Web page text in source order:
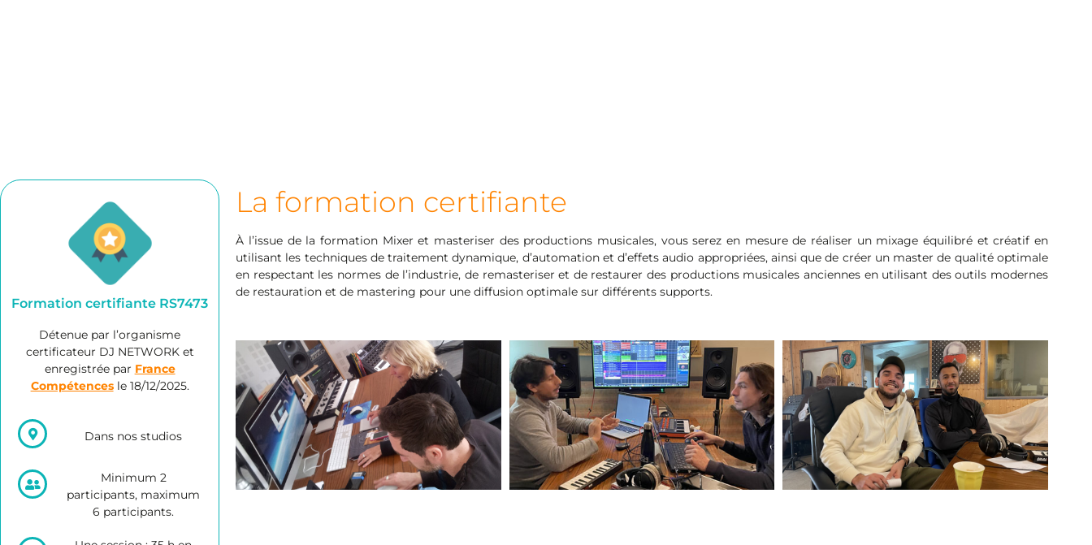
Formation certifiante RS7473
Détenue par l’organisme
certificateur DJ NETWORK et
enregistrée par France
Compétencesle 18/12/2025.
Dans nos studios
Minimum 2
participants, maximum
6 participants.
La formation certifiante
À l’issue de la formation Mixer et masteriser des productions musicales, vous serez en mesure de réaliser un mixage équilibré et créatif en
utilisant les techniques de traitement dynamique, d’automation et d’effets audio appropriées, ainsi que de créer un master de qualité optimale
en respectant les normes de l’industrie, de remasteriser et de restaurer des productions musicales anciennes en utilisant des outils modernes
de restauration et de mastering pour une diffusion optimale sur différents supports.